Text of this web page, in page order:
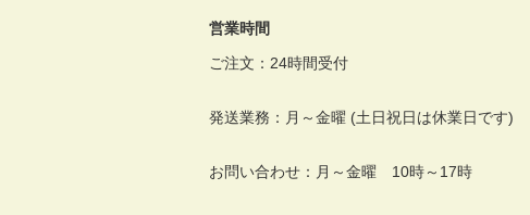
営業時間
ご注文：24時間受付
発送業務：月～金曜 (土日祝日は休業日です)
お問い合わせ：月～金曜 10時～17時